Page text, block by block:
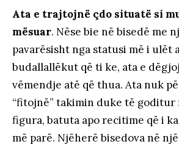
Ata e trajtojnë çdo situatë si
mësuar. Nëse bie në bisedë me
pavarësisht nga statusi më i ulët
budallallëkut që ti ke, ata e
vëmendje atë që thua. Ata nuk
“fitojnë” takimin duke të goditur
figura, batuta apo recitime që i
më parë. Njëherë bisedova në